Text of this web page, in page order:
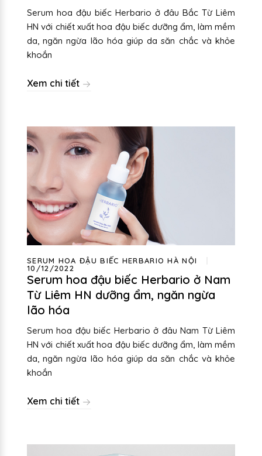
Serum hoa đậu biếc Herbario ở đâu Bắc Từ Liêm
HN với chiết xuất hoa đậu biếc dưỡng ẩm, làm mềm
da, ngăn ngừa lão hóa giúp da săn chắc và khỏe
khoắn
Xem chi tiết
SERUM HOA ĐẬU BIẾC HERBARIO HÀ NỘI
10/12/2022
Serum hoa đậu biếc Herbario ở Nam
Từ Liêm HN dưỡng ẩm, ngăn ngừa
lão hóa
Serum hoa đậu biếc Herbario ở đâu Nam Từ Liêm
HN với chiết xuất hoa đậu biếc dưỡng ẩm, làm mềm
da, ngăn ngừa lão hóa giúp da săn chắc và khỏe
khoắn
Xem chi tiết